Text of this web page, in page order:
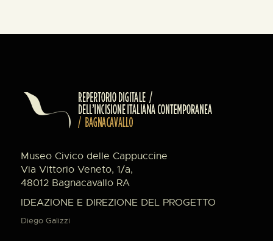
Museo Civico delle Cappuccine
Via Vittorio Veneto, 1/a,
48012 Bagnacavallo RA
IDEAZIONE E DIREZIONE DEL PROGETTO
Diego Galizzi